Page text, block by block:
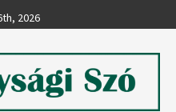
2026